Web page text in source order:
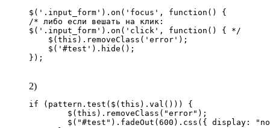
$('.input_form').on('focus', function() {
/* либо если вешать на клик:
$('.input_form').on('click', function() { */
    $(this).removeClass('error');
    $('#test').hide();
});
2)
if (pattern.test($(this).val())) {
        $(this).removeClass("error");
$("#test").fadeOut(600).css({ display: